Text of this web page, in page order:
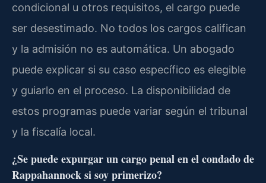
condicional u otros requisitos, el cargo puede
ser desestimado. No todos los cargos califican
y la admisión no es automática. Un abogado
puede explicar si su caso específico es elegible
y guiarlo en el proceso. La disponibilidad de
estos programas puede variar según el tribunal
y la fiscalía local.
¿Se puede expurgar un cargo penal en el condado de
Rappahannock si soy primerizo?